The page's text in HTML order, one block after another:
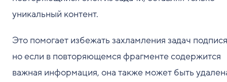
уникальный контент.
Это помогает избежать захламления задач
но если в повторяющемся фрагменте содержится
важная информация, она также может быть